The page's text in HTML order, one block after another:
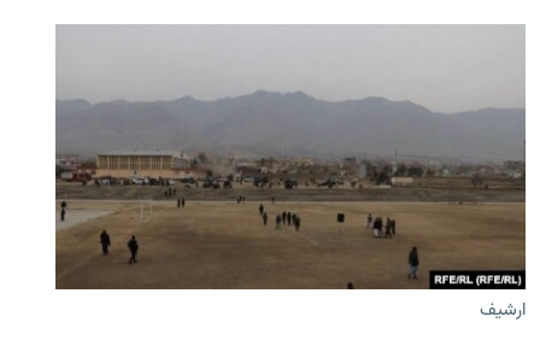
ورتلل
پاڼې
مراجعه
'کووېډ-۱۹'
اړیکه
دري پاڼه
Azadi English
ارشيف